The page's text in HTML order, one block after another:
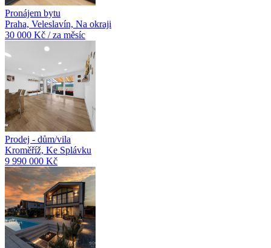
Pronájem bytu
Praha, Veleslavín, Na okraji
30 000 Kč / za měsíc
Prodej - dům/vila
Kroměříž, Ke Splávku
9 990 000 Kč